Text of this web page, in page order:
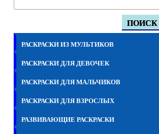
ПОИСК
РАСКРАСКИ ИЗ МУЛЬТИКОВ
РАСКРАСКИ ДЛЯ ДЕВОЧЕК
РАСКРАСКИ ДЛЯ МАЛЬЧИКОВ
РАСКРАСКИ ДЛЯ ВЗРОСЛЫХ
РАЗВИВАЮЩИЕ РАСКРАСКИ